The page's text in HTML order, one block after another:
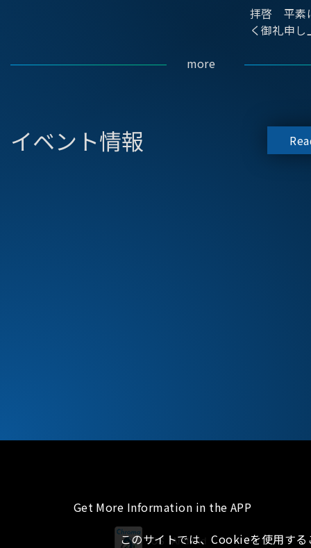
more
拝啓 平素
く御礼申し
イベント情報
Get More Information in the APP
iOS Android
このサイトでは、Cookieを使用す